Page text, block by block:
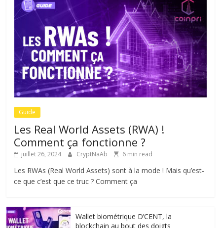
Guide
Les Real World Assets (RWA) !
Comment ça fonctionne ?
juillet 26, 2024 CryptNaAb 6 min read
Les RWAs (Real World Assets) sont à la mode ! Mais qu’est-
ce que c’est que ce truc ? Comment ça
Wallet biométrique D’CENT, la
blockchain au bout des doigts